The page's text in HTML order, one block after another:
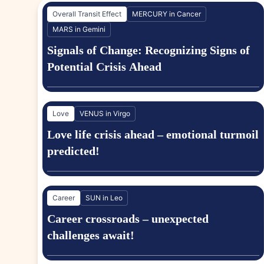
Find solutions in Divorce Through
astrology
settle abroad
Baby
Perfect
Overall Transit Effect
MERCURY in Cancer
MARS in Gemini
Signals of Change: Recognizing Signs of
Potential Crisis Ahead
Love VENUS in Virgo
Love life crisis ahead – emotional turmoil
predicted!
Career SUN in Leo
Career crossroads – unexpected
challenges await!